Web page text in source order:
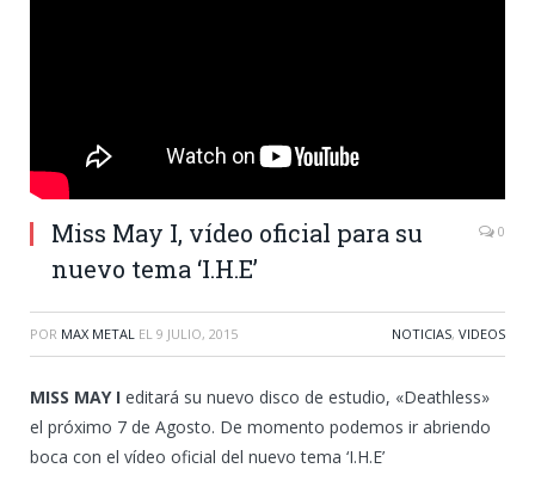
Miss May I, vídeo oficial para su
nuevo tema ‘I.H.E’
0
POR MAX METAL EL 9 JULIO, 2015 NOTICIAS, VIDEOS
MISS MAY I editará su nuevo disco de estudio, «Deathless»
el próximo 7 de Agosto. De momento podemos ir abriendo
boca con el vídeo oficial del nuevo tema ‘I.H.E’